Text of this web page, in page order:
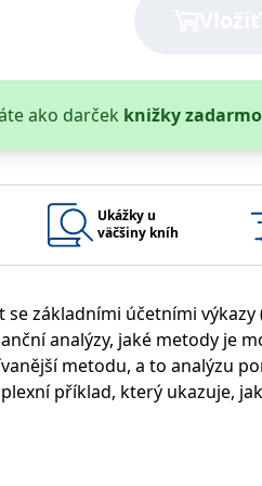
ako darček knižky
Ukážky u
väčšiny kníh
základními účetními výkazy
analýzy, jaké metody je
metodu, a to analýzu
příklad, který ukazuje,
úskalí. Dokladuje rovněž, že
možné podávat platné zprávy o používání
příkladem je udržování přihlášeného stavu
které systém přijímá, a zajištění souladu
Google Privacy Policy